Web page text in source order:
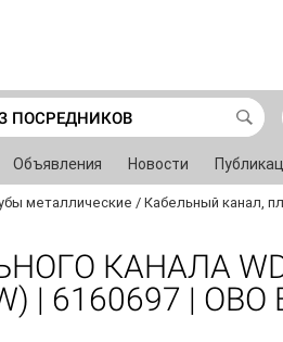
ПОСРЕДНИКОВ
Объявления Новости
металлические / Кабельный канал,
КАНАЛА
6160697 | OBO